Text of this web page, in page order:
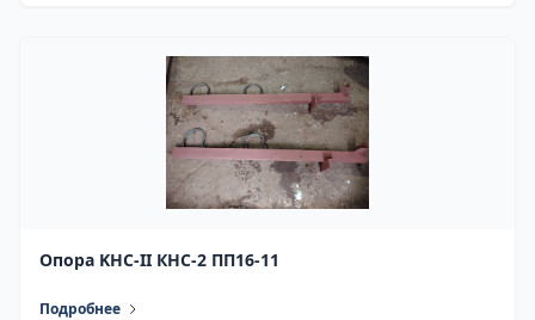
Опора KHC-II КНС-2 ПП16-11
Подробнее